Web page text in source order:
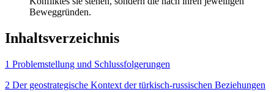
Beweggründen.
Inhaltsverzeichnis
1 Problemstellung und Schlussfolgerungen
2 Der geostrategische Kontext der türkisch-russischen Beziehungen